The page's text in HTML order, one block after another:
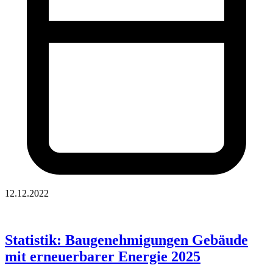
12.12.2022
Statistik: Baugenehmigungen Gebäude
mit erneuerbarer Energie 2025